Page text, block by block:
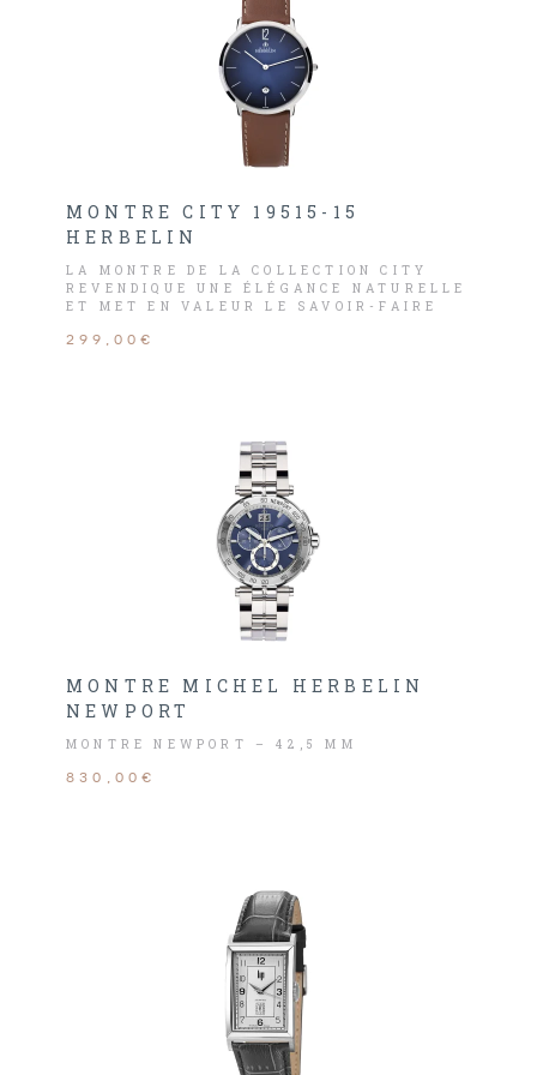
MONTRE CITY 19515-15
HERBELIN
LA MONTRE DE LA COLLECTION CITY
REVENDIQUE UNE ÉLÉGANCE NATURELLE
ET MET EN VALEUR LE SAVOIR-FAIRE
MICHEL HERBELIN.
299,00€
MONTRE MICHEL HERBELIN
NEWPORT
MONTRE NEWPORT – 42,5 MM
830,00€